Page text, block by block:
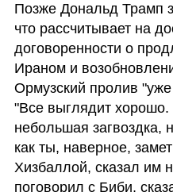
Позже Дональд Трамп
что рассчитывает на
договоренности о
Ираном и
Ормузский пролив
"Все выглядит
небольшая загвоздка,
как ты, наверное,
Хизбаллой, сказал им
поговорил с Биби,